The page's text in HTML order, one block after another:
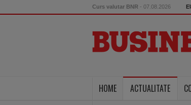
Curs valutar BNR - 07.08.2026
HOME ACTUALITATE